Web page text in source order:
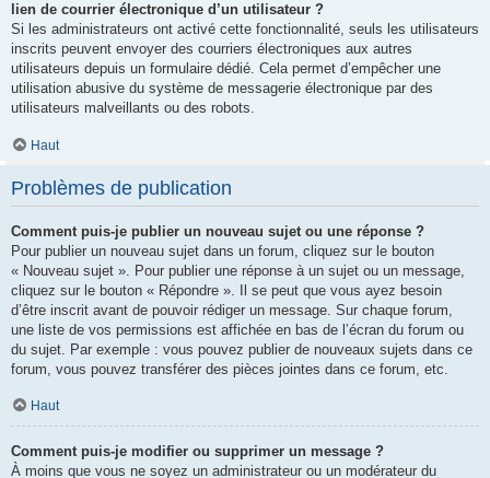
lien de courrier électronique d’un utilisateur ?
Si les administrateurs ont activé cette fonctionnalité, seuls les utilisateurs
inscrits peuvent envoyer des courriers électroniques aux autres
utilisateurs depuis un formulaire dédié. Cela permet d’empêcher une
utilisation abusive du système de messagerie électronique par des
utilisateurs malveillants ou des robots.
Haut
Problèmes de publication
Comment puis-je publier un nouveau sujet ou une réponse ?
Pour publier un nouveau sujet dans un forum, cliquez sur le bouton
« Nouveau sujet ». Pour publier une réponse à un sujet ou un message,
cliquez sur le bouton « Répondre ». Il se peut que vous ayez besoin
d’être inscrit avant de pouvoir rédiger un message. Sur chaque forum,
une liste de vos permissions est affichée en bas de l’écran du forum ou
du sujet. Par exemple : vous pouvez publier de nouveaux sujets dans ce
forum, vous pouvez transférer des pièces jointes dans ce forum, etc.
Haut
Comment puis-je modifier ou supprimer un message ?
À moins que vous ne soyez un administrateur ou un modérateur du